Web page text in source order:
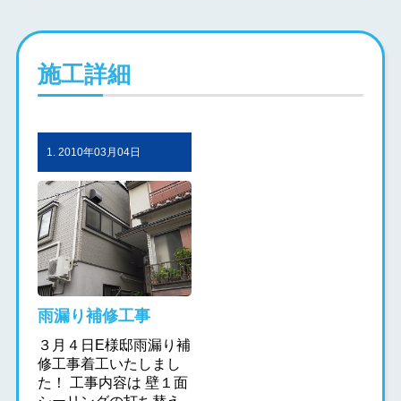
施工詳細
1. 2010年03月04日
雨漏り補修工事
３月４日E様邸雨漏り補
修工事着工いたしまし
た！ 工事内容は 壁１面